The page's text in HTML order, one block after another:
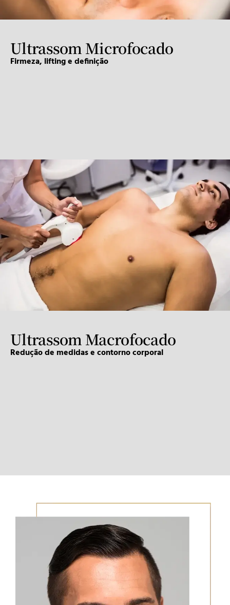
Ultrassom Microfocado
Firmeza, lifting e definição
Ultrassom Macrofocado
Redução de medidas e contorno corporal